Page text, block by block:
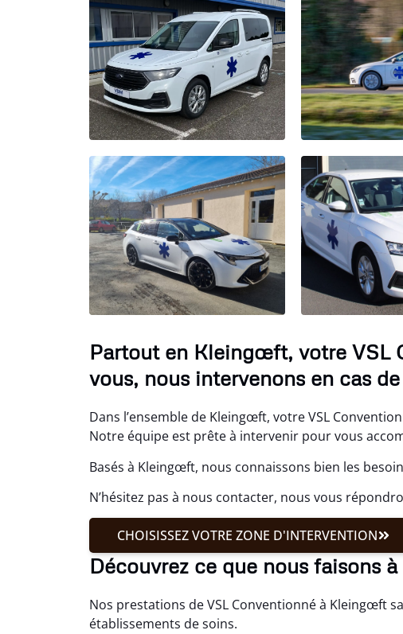
Partout en Kleingœft, votre VSL
vous, nous intervenons en cas
Dans l’ensemble de Kleingœft, votre VSL
Notre équipe est prête à intervenir pour vous
Basés à Kleingœft, nous connaissons bien les
N’hésitez pas à nous contacter, nous vous
CHOISISSEZ VOTRE ZONE D'INTERVENTION
Découvrez ce que nous faisons
Nos prestations de VSL Conventionné à Kleingœft
établissements de soins.